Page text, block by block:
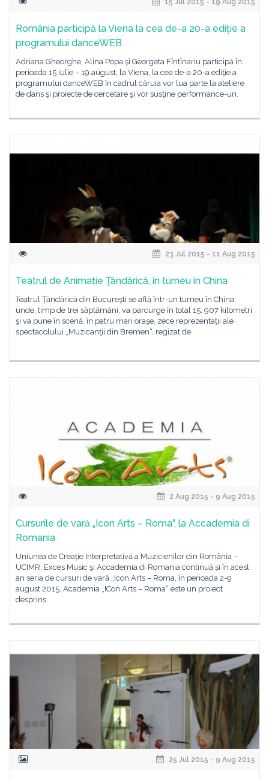
15 Jul 2015 - 19 Aug 2015
România participă la Viena la cea de-a 20-a ediţie a
programului danceWEB
Adriana Gheorghe, Alina Popa şi Georgeta Fîntînariu participă în
perioada 15 iulie – 19 august, la Viena, la cea de-a 20-a ediţie a
programului danceWEB în cadrul căruia vor lua parte la ateliere
de dans şi proiecte de cercetare şi vor susţine performance-uri.
23 Jul 2015 - 11 Aug 2015
Teatrul de Animație Ţăndărică, în turneu în China
Teatrul Ţăndărică din Bucureşti se află într-un turneu în China,
unde, timp de trei săptămâni, va parcurge în total 15. 907 kilometri
şi va pune în scenă, în patru mari oraşe, zece reprezentaţii ale
spectacolului „Muzicanţii din Bremen“, regizat de
2 Aug 2015 - 9 Aug 2015
Cursurile de vară „Icon Arts – Roma”, la Accademia di
Romania
Uniunea de Creaţie Interpretativă a Muzicienilor din România –
UCIMR, Exces Music şi Accademia di Romania continuă și în acest
an seria de cursuri de vară „Icon Arts – Roma, în perioada 2-9
august 2015. Academia „ICon Arts – Roma“ este un proiect
desprins
25 Jul 2015 - 9 Aug 2015